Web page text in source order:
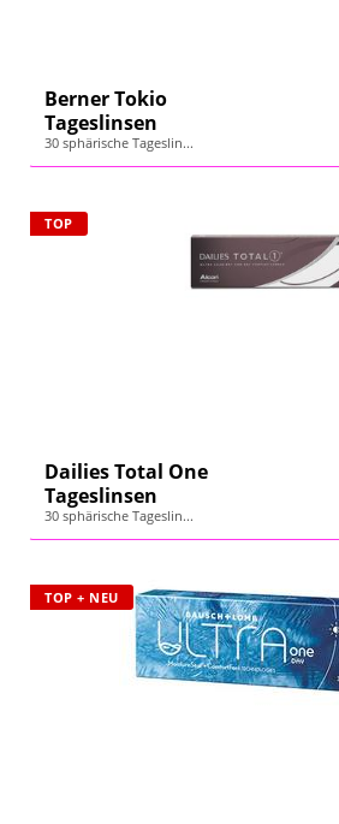
Hygrometer
Über uns
Berner Tokio
Tageslinsen
30 sphärische Tageslin...
TOP
Dailies Total One
Tageslinsen
30 sphärische Tageslin...
TOP + NEU